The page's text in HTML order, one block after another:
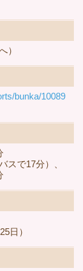
）
bunka/10089
スで17分）、
日）